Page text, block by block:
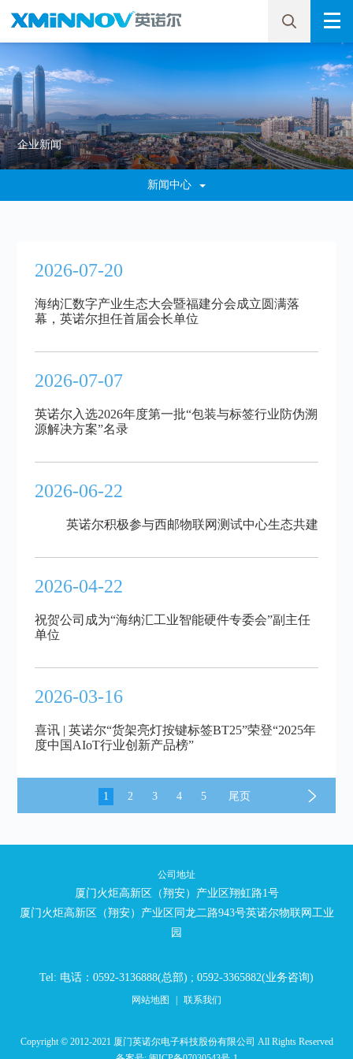
企业新闻
新闻中心
2026-07-20
海纳汇数字产业生态大会暨福建分会成立圆满落
幕，英诺尔担任首届会长单位
2026-07-07
英诺尔入选2026年度第一批“包装与标签行业防伪溯
源解决方案”名录
2026-06-22
英诺尔积极参与西邮物联网测试中心生态共建
2026-04-22
祝贺公司成为“海纳汇工业智能硬件专委会”副主任
单位
2026-03-16
喜讯 | 英诺尔“货架亮灯按键标签BT25”荣登“2025年
度中国AIoT行业创新产品榜”
1 2 3 4 5 尾页
公司地址
厦门火炬高新区（翔安）产业区翔虹路1号
厦门火炬高新区（翔安）产业区同龙二路943号英诺尔物联网工业
园
Tel: 电话：0592-3136888(总部) ; 0592-3365882(业务咨询)
网站地图 联系我们
Copyright © 2012-2021 厦门英诺尔电子科技股份有限公司 All Rights Reserved